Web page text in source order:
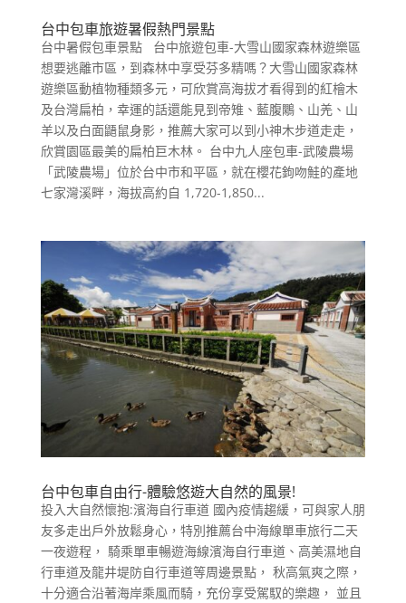
台中包車旅遊暑假熱門景點
台中暑假包車景點 台中旅遊包車-大雪山國家森林遊樂區
想要逃離市區，到森林中享受芬多精嗎？大雪山國家森林
遊樂區動植物種類多元，可欣賞高海拔才看得到的紅檜木
及台灣扁柏，幸運的話還能見到帝雉、藍腹鷴、山羌、山
羊以及白面鼯鼠身影，推薦大家可以到小神木步道走走，
欣賞園區最美的扁柏巨木林。 台中九人座包車-武陵農場
「武陵農場」位於台中市和平區，就在櫻花鉤吻鮭的產地
七家灣溪畔，海拔高約自 1,720-1,850...
台中包車自由行-體驗悠遊大自然的風景!
投入大自然懷抱:濱海自行車道 國內疫情趨緩，可與家人朋
友多走出戶外放鬆身心，特別推薦台中海線單車旅行二天
一夜遊程， 騎乘單車暢遊海線濱海自行車道、高美濕地自
行車道及龍井堤防自行車道等周邊景點， 秋高氣爽之際，
十分適合沿著海岸乘風而騎，充份享受駕馭的樂趣， 並且